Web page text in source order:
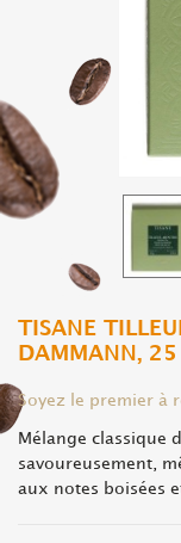
TISANE
DAMMANN, 25
Soyez le premier à
Mélange classique
savoureusement,
aux notes boisées